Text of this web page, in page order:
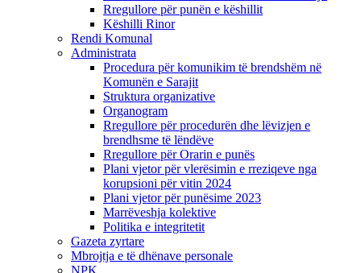
Rregullore për punën e këshillit
Këshilli Rinor
Rendi Komunal
Administrata
Procedura për komunikim të brendshëm në
Komunën e Sarajit
Struktura organizative
Organogram
Rregullore për procedurën dhe lëvizjen e
brendhsme të lëndëve
Rregullore për Orarin e punës
Plani vjetor për vlerësimin e rreziqeve nga
korupsioni për vitin 2024
Plani vjetor për punësime 2023
Marrëveshja kolektive
Politika e integritetit
Gazeta zyrtare
Mbrojtja e të dhënave personale
NPK